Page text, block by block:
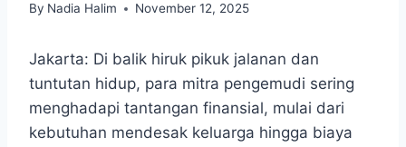
By Nadia Halim November 12, 2025
Jakarta: Di balik hiruk pikuk jalanan dan
tuntutan hidup, para mitra pengemudi sering
menghadapi tantangan finansial, mulai dari
kebutuhan mendesak keluarga hingga biaya